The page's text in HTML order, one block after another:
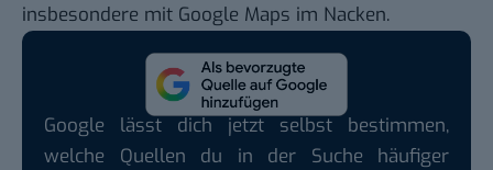
insbesondere mit Google Maps im Nacken.
Google lässt dich jetzt selbst bestimmen,
welche Quellen du in der Suche häufiger